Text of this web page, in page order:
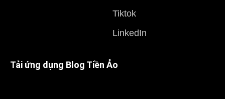
Tiktok
LinkedIn
Tải ứng dụng Blog Tiền Ảo